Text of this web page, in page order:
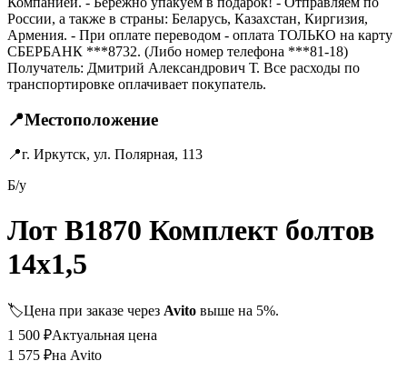
России, а также в страны: Беларусь, Казахстан, Киргизия,
Армения. - При оплате переводом - оплата ТОЛЬКО на карту
СБЕРБАНК ***8732. (Либо номер телефона ***81-18)
Получатель: Дмитрий Александрович Т. Все расходы по
транспортировке оплачивает покупатель.
📍Местоположение
📍г. Иркутск, ул. Полярная, 113
Б/у
Лот B1870 Комплект болтов
14х1,5
🏷️Цена при заказе через Avito выше на 5%.
1 500 ₽Актуальная цена
1 575 ₽на Avito